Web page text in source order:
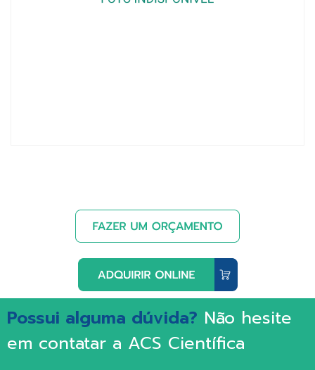
Possui alguma dúvida? Não hesite
em contatar a ACS Científica